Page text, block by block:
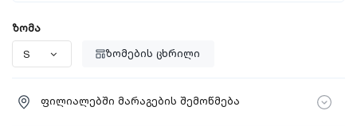
ზომა
ზომების ცხრილი
ფილიალებში მარაგების შემოწმება